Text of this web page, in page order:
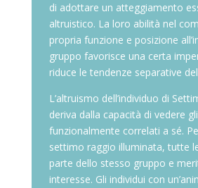
di adottare un atteggiamento
altruistico. La loro abilità nel
propria funzione e posizione
gruppo favorisce una certa
riduce le tendenze separative
L’altruismo dell’individuo di
deriva dalla capacità di vedere
funzionalmente correlati a sé.
settimo raggio illuminata, tutte
parte dello stesso gruppo e
interesse. Gli individui con